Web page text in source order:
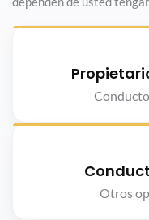
Otros